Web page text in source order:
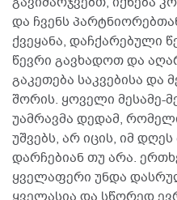
და ჩვენს
ქვეყანა, დაჩქარებული
წევრი გავხადოთ და
გაკეთება საკვებისა და
შორის. ყოველი მესამე-
უამრავმა დედამ,
უშვებს, არ იცის, იმ დღეს
დარჩებიან თუ არა.
ყველაფერი უნდა